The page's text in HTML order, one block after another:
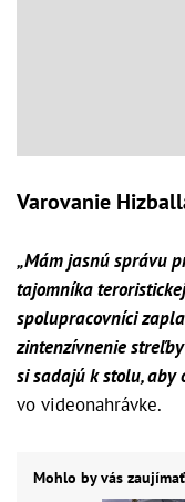
Varovanie
„Mám jasnú správu
tajomníka
spolupracovníci
zintenzívnenie
si sadajú k stolu, aby
vo videonahrávke.
Mohlo by vás